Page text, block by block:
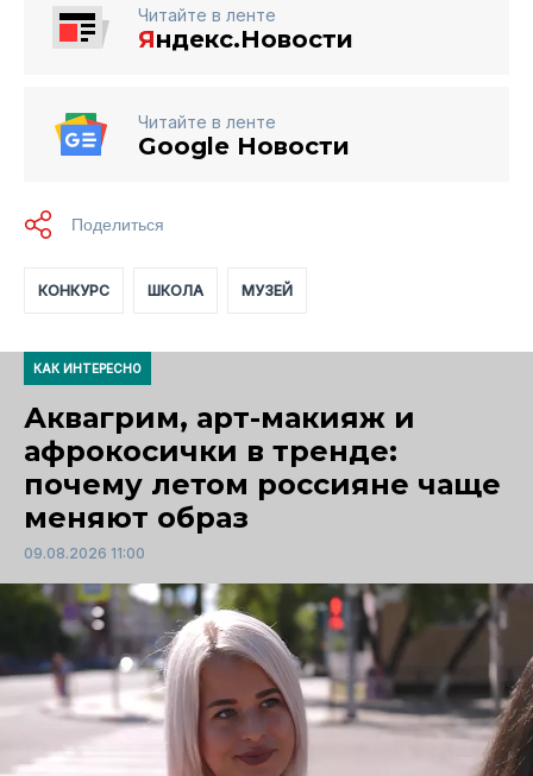
Читайте в ленте
Яндекс.Новости
Читайте в ленте
Google Новости
КОНКУРС ШКОЛА МУЗЕЙ
КАК ИНТЕРЕСНО
Аквагрим, арт-макияж и
афрокосички в тренде:
почему летом россияне чаще
меняют образ
09.08.2026 11:00